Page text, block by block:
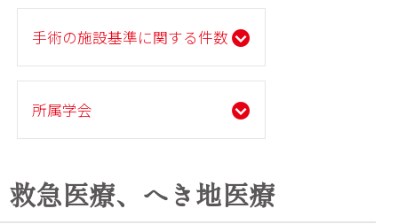
手術の施設基準に関する件数
所属学会
救急医療、へき地医療